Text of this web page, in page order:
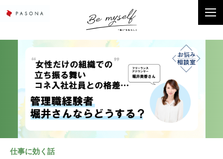
仕事に効く話